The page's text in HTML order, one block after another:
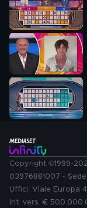
Copyright ©1999-
03976881007 -
Uffici: Viale Europa
int. vers. €